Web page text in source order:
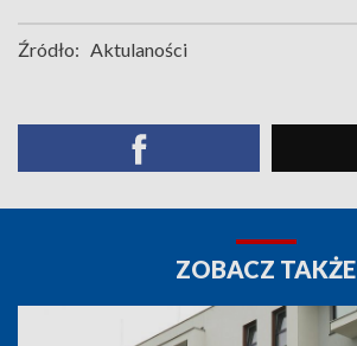
Źródło: Aktulaności
ZOBACZ TAKŻE